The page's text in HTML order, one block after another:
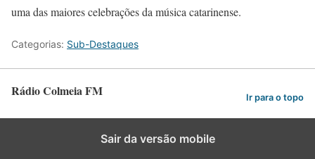
uma das maiores celebrações da música catarinense.
Categorias: Sub-Destaques
Rádio Colmeia FM Ir para o topo
Sair da versão mobile